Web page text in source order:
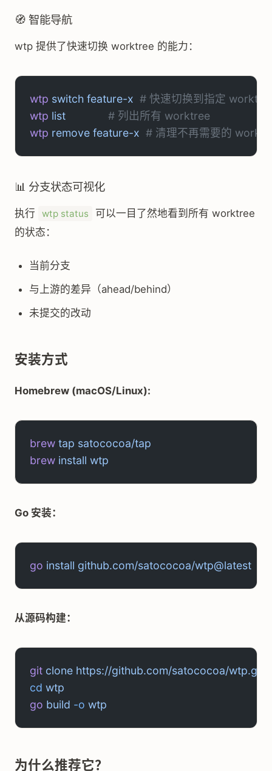
🧭 智能导航
wtp 提供了快速切换 worktree 的能力：
wtp switch feature-x
# 快速切换到指定
wtp list
              # 列出所有 worktree
wtp remove feature-x
# 清理不再需要的
📊 分支状态可视化
执行 wtp status
可以一目了然地看到所有 worktree
的状态：
当前分支
与上游的差异（ahead/behind）
未提交的改动
安装方式
Homebrew (macOS/Linux):
brew tap satococoa/tap
brew install wtp
Go 安装：
go install github.com/satococoa/wtp@latest
从源码构建：
git clone https://github.com/satococoa/wtp.git
cd wtp
go build -o wtp
为什么推荐它？